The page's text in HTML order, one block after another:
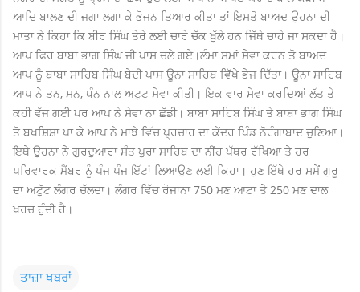
ਆਦਿ ਬਾਲਣ ਦੀ ਜਗਾ ਲਗਾ ਕੇ ਭੋਜਨ ਤਿਆਰ ਕੀਤਾ ਤਾਂ ਇਸਤੋ ਬਾਅਦ ਉਹਨਾ ਦੀ
ਮਾਤਾ ਨੇ ਕਿਹਾ ਕਿ ਬੀਰ ਸਿੰਘ ਤੇਰੇ ਲਈ ਚਾਰੇ ਚੱਕ ਖੁੱਲੇ ਹਨ ਜਿੱਥੇ ਚਾਹੇ ਜਾ ਸਕਦਾ ਹੈ।
ਆਪ ਫਿਰ ਬਾਬਾ ਭਾਗ ਸਿੰਘ ਜੀ ਪਾਸ ਚਲੇ ਗਏ।ਲੰਮਾ ਸਮਾਂ ਸੇਵਾ ਕਰਨ ਤੋ ਬਾਅਦ
ਆਪ ਨੂੰ ਬਾਬਾ ਸਾਹਿਬ ਸਿੰਘ ਬੇਦੀ ਪਾਸ ਊਨਾ ਸਾਹਿਬ ਵਿੱਖੇ ਭੇਜ ਦਿੱਤਾ। ਊਨਾ ਸਾਹਿਬ
ਆਪ ਨੇ ਤਨ, ਮਨ, ਧੰਨ ਨਾਲ ਅਟੁਟ ਸੇਵਾ ਕੀਤੀ। ਇਕ ਵਾਰ ਸੇਵਾ ਕਰਦਿਆਂ ਲੱਤ ਤੇ
ਕਹੀ ਵੱਜ ਗਈ ਪਰ ਆਪ ਨੇ ਸੇਵਾ ਨਾ ਛੱਡੀ। ਬਾਬਾ ਸਾਹਿਬ ਸਿੰਘ ਤੇ ਬਾਬਾ ਭਾਗ ਸਿੰਘ
ਤੋ ਬਖਸ਼ਿਸ਼ਾ ਪਾ ਕੇ ਆਪ ਨੇ ਮਾਝੇ ਵਿੱਚ ਪ੍ਰਚਾਰ ਦਾ ਕੇਂਦਰ ਪਿੰਡ ਨੋਰੰਗਾਬਾਦ ਚੁਣਿਆ।
ਇਥੇ ਉਹਨਾ ਨੇ ਗੁਰਦੁਆਰਾ ਸੰਤ ਪੁਰਾ ਸਾਹਿਬ ਦਾ ਨੀਂਹ ਪੱਥਰ ਰੱਖਿਆ ਤੇ ਹਰ
ਪਰਿਵਾਰਕ ਮੈਂਬਰ ਨੂੰ ਪੰਜ ਪੰਜ ਇੱਟਾਂ ਲਿਆਉਣ ਲਈ ਕਿਹਾ। ਹੁਣ ਇੱਥੇ ਹਰ ਸਮੇਂ ਗੁਰੂ
ਦਾ ਅਟੁੱਟ ਲੰਗਰ ਚੱਲਦਾ। ਲੰਗਰ ਵਿੱਚ ਰੋਜਾਨਾ 750 ਮਣ ਆਟਾ ਤੇ 250 ਮਣ ਦਾਲ
ਖਰਚ ਹੁੰਦੀ ਹੈ।
ਤਾਜ਼ਾ ਖਬਰਾਂ